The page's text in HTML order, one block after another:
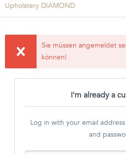
Upholstery DIAMOND
Sie müssen angemeldet
können!
I'm already a
Log in with your email
and